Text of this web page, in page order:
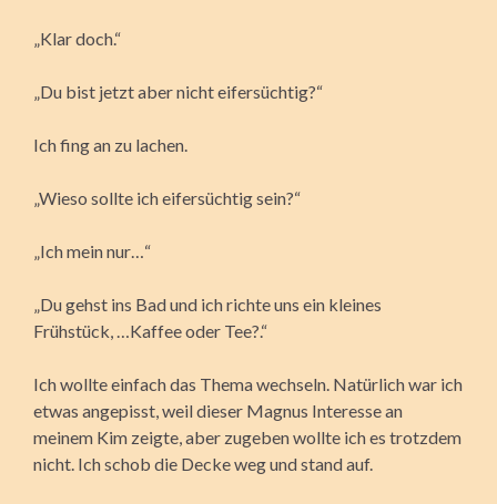
„Klar doch.“
„Du bist jetzt aber nicht eifersüchtig?“
Ich fing an zu lachen.
„Wieso sollte ich eifersüchtig sein?“
„Ich mein nur…“
„Du gehst ins Bad und ich richte uns ein kleines
Frühstück, …Kaffee oder Tee?.“
Ich wollte einfach das Thema wechseln. Natürlich war ich
etwas angepisst, weil dieser Magnus Interesse an
meinem Kim zeigte, aber zugeben wollte ich es trotzdem
nicht. Ich schob die Decke weg und stand auf.